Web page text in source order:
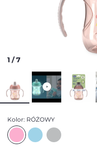
1 /7
Kolor: RÓŻOWY